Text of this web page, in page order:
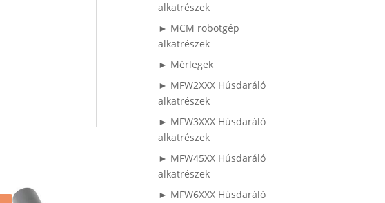
alkatrészek
► MCM robotgép
alkatrészek
► Mérlegek
► MFW2XXX Húsdaráló
alkatrészek
► MFW3XXX Húsdaráló
alkatrészek
► MFW45XX Húsdaráló
alkatrészek
► MFW6XXX Húsdaráló